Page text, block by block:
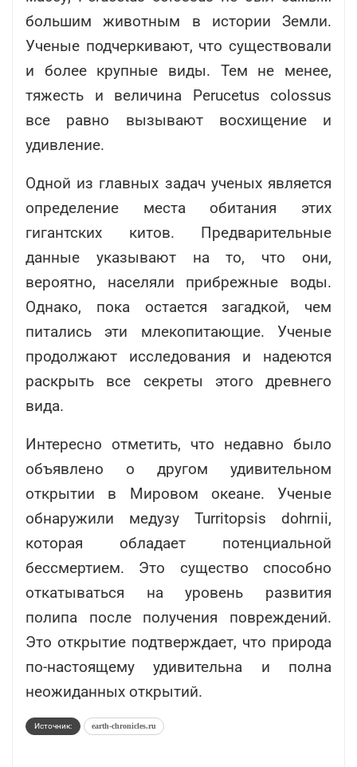
большим животным в истории Земли.
Ученые подчеркивают, что существовали
и более крупные виды. Тем не менее,
тяжесть и величина Perucetus colossus
все равно вызывают восхищение и
удивление.
Одной из главных задач ученых является
определение места обитания этих
гигантских китов. Предварительные
данные указывают на то, что они,
вероятно, населяли прибрежные воды.
Однако, пока остается загадкой, чем
питались эти млекопитающие. Ученые
продолжают исследования и надеются
раскрыть все секреты этого древнего
вида.
Интересно отметить, что недавно было
объявлено о другом удивительном
открытии в Мировом океане. Ученые
обнаружили медузу Turritopsis dohrnii,
которая обладает потенциальной
бессмертием. Это существо способно
откатываться на уровень развития
полипа после получения повреждений.
Это открытие подтверждает, что природа
по-настоящему удивительна и полна
неожиданных открытий.
Источник: earth-chronicles.ru